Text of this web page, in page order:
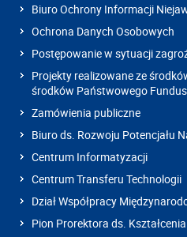
Biuro Ochrony Informacji
Ochrona Danych Osobowych
Postępowanie w sytuacji
Projekty realizowane ze
środków Państwowego
Zamówienia publiczne
Biuro ds. Rozwoju Potencjału
Centrum Informatyzacji
Centrum Transferu Technologii
Dział Współpracy
Pion Prorektora ds. Kształcenia